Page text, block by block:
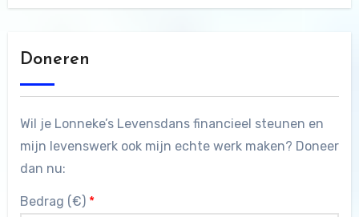
Doneren
Wil je Lonneke’s Levensdans financieel steunen en
mijn levenswerk ook mijn echte werk maken? Doneer
dan nu:
Bedrag (€) *